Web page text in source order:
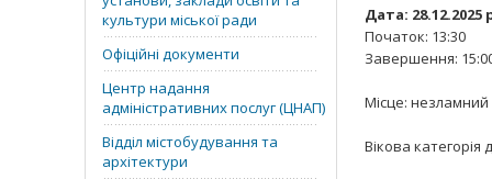
культури міської ради
Офіційні документи
Центр надання
адміністративних послуг (ЦНАП)
Відділ містобудування та
архітектури
Дата: 28.12.2025
Початок: 13:30
Завершення:
Місце: незламний
Вікова